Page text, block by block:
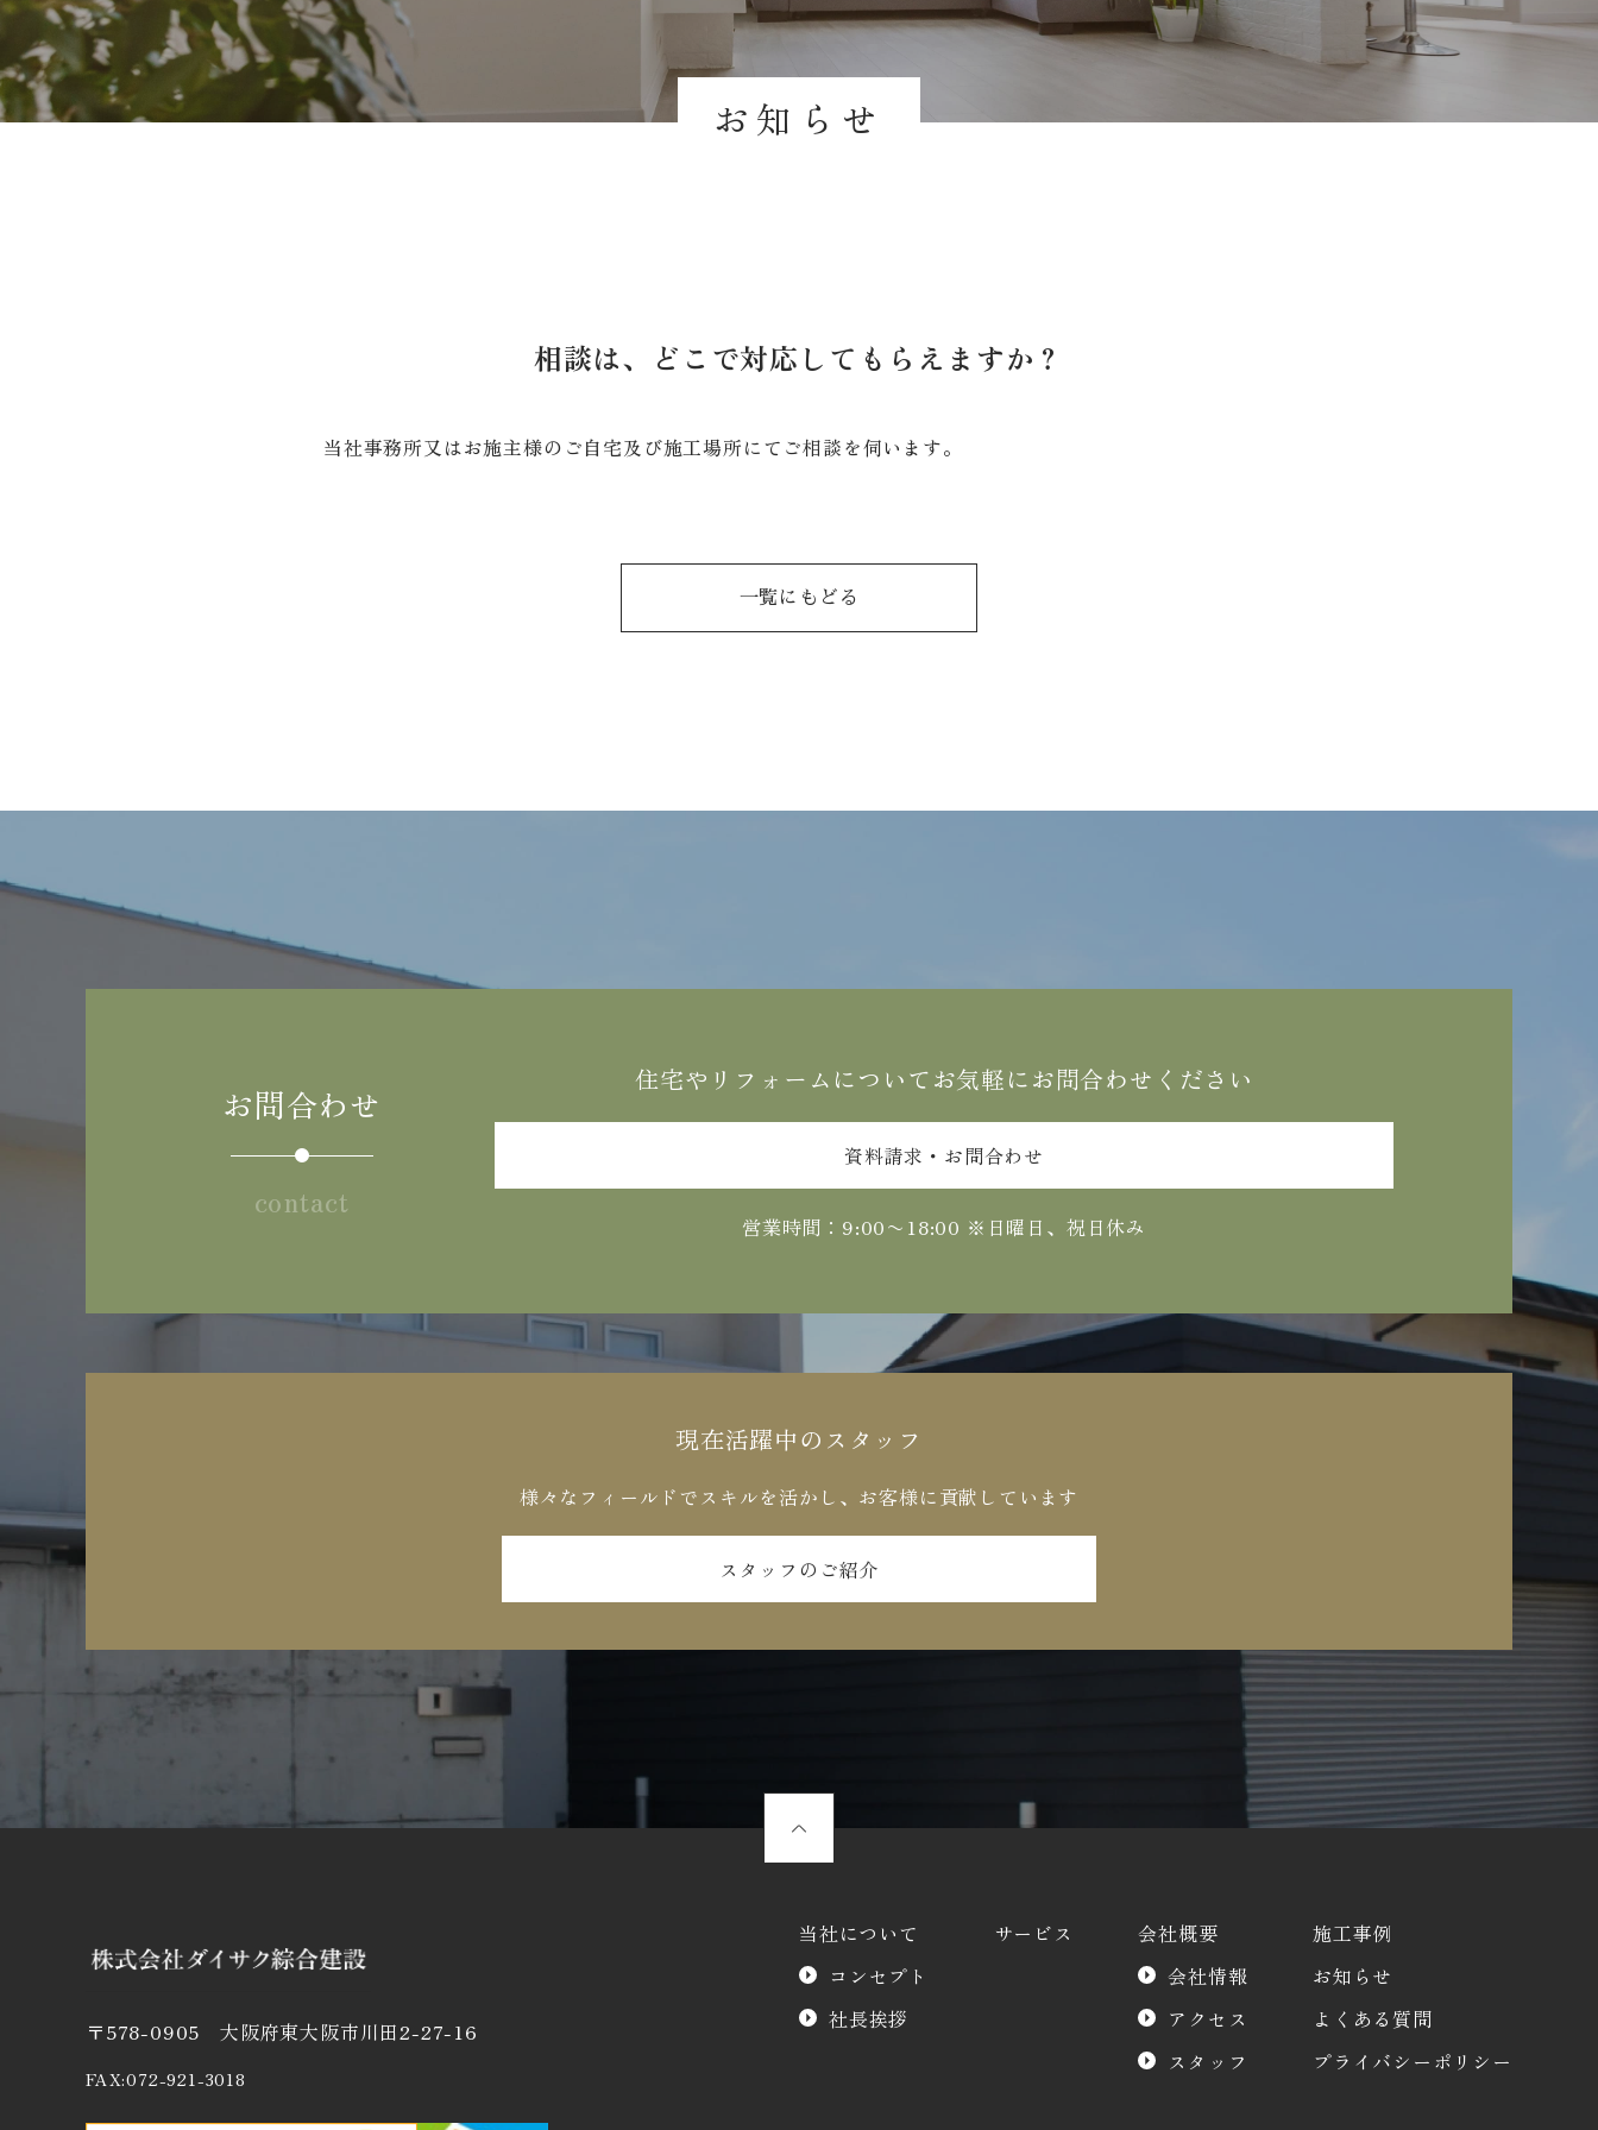
お知らせ
相談は、どこで対応してもらえますか？
当社事務所又はお施主様のご自宅及び施工場所にてご相談を伺います。
一覧にもどる
お問合わせ
contact
住宅やリフォームについてお気軽にお問合わせください
資料請求・お問合わせ
営業時間：9:00〜18:00 ※日曜日、祝日休み
現在活躍中のスタッフ
様々なフィールドでスキルを活かし、お客様に貢献しています
スタッフのご紹介
〒578-0905 大阪府東大阪市川田2-27-16
FAX:072-921-3018
当社について
コンセプト
社長挨拶
サービス
会社概要
会社情報
アクセス
スタッフ
施工事例
お知らせ
よくある質問
プライバシーポリシー